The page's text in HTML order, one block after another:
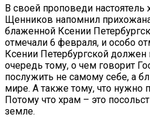
В своей проповеди настоятель
Щенников напомнил
блаженной Ксении
отмечали 6 февраля, и особо
Ксении Петербургской должен
очередь тому, о чем говорит
послужить не самому себе, а
мире. А также тому, что нужно
Потому что храм – это
земле.